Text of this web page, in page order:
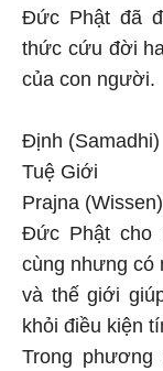
Đức Phật đã
thức cứu đời
của con người.
Định (Samadhi)
Tuệ Giới
Prajna
Đức Phật cho
cùng nhưng có
và thế giới
khỏi điều kiện
Trong